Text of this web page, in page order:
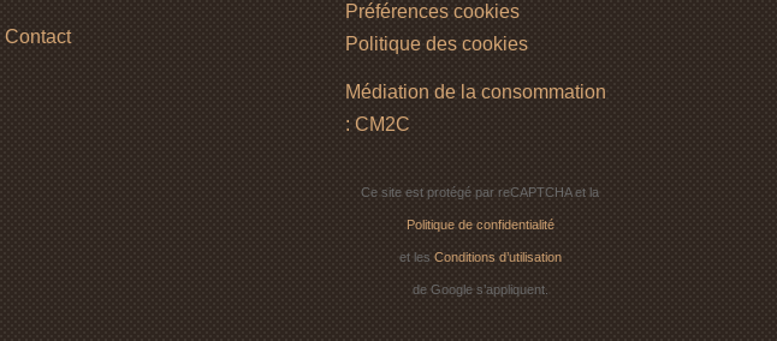
Contact
Préférences cookies
Politique des cookies
Médiation de la consommation
: CM2C
Ce site est protégé par reCAPTCHA et la
Politique de confidentialité
et les Conditions d’utilisation
de Google s’appliquent.